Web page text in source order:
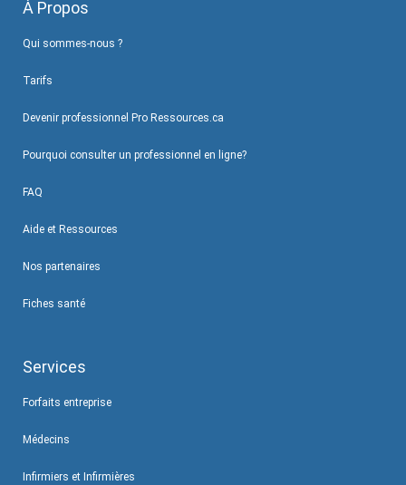
À Propos
Qui sommes-nous ?
Tarifs
Devenir professionnel Pro Ressources.ca
Pourquoi consulter un professionnel en ligne?
FAQ
Aide et Ressources
Nos partenaires
Fiches santé
Services
Forfaits entreprise
Médecins
Infirmiers et Infirmières